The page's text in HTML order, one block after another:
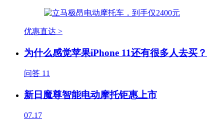
优惠直达 >
为什么感觉苹果iPhone 11还有很多人去买？
问答 11
新日魔尊智能电动摩托钜惠上市
07.17